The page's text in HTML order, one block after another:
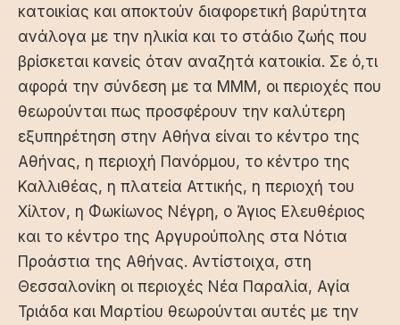
κατοικίας και αποκτούν διαφορετική βαρύτητα
ανάλογα με την ηλικία και το στάδιο ζωής που
βρίσκεται κανείς όταν αναζητά κατοικία. Σε ό,τι
αφορά την σύνδεση με τα ΜΜΜ, οι περιοχές που
θεωρούνται πως προσφέρουν την καλύτερη
εξυπηρέτηση στην Αθήνα είναι το κέντρο της
Αθήνας, η περιοχή Πανόρμου, το κέντρο της
Καλλιθέας, η πλατεία Αττικής, η περιοχή του
Χίλτον, η Φωκίωνος Νέγρη, ο Άγιος Ελευθέριος
και το κέντρο της Αργυρούπολης στα Νότια
Προάστια της Αθήνας. Αντίστοιχα, στη
Θεσσαλονίκη οι περιοχές Νέα Παραλία, Αγία
Τριάδα και Μαρτίου θεωρούνται αυτές με την